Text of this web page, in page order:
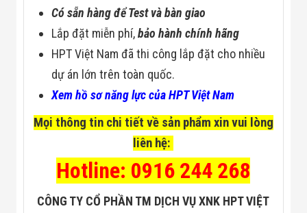
Có sẵn hàng để Test và bàn giao
Lắp đặt miễn phí,bảo hành chính hãng
HPT Việt Nam đã thi công lắp đặt cho nhiều
dự án lớn trên toàn quốc.
Xem hồ sơ năng lực của HPT Việt Nam
Mọi thông tin chi tiết về sản phẩm xin vui lòng
liên hệ:
Hotline: 0916 244 268
CÔNG TY CỔ PHẦN TM DỊCH VỤ XNK HPT VIỆT